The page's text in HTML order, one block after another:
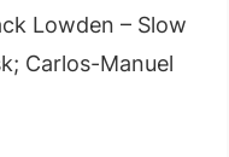
Lowden – Slow
Carlos-Manuel